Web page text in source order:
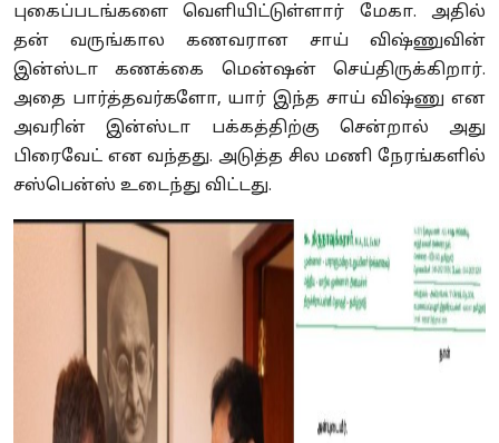
புகைப்படங்களை வெளியிட்டுள்ளார் மேகா. அதில்
தன் வருங்கால கணவரான சாய் விஷ்ணுவின்
இன்ஸ்டா கணக்கை மென்ஷன் செய்திருக்கிறார்.
அதை பார்த்தவர்களோ, யார் இந்த சாய் விஷ்ணு என
அவரின் இன்ஸ்டா பக்கத்திற்கு சென்றால் அது
பிரைவேட் என வந்தது. அடுத்த சில மணி நேரங்களில்
சஸ்பென்ஸ் உடைந்து விட்டது.